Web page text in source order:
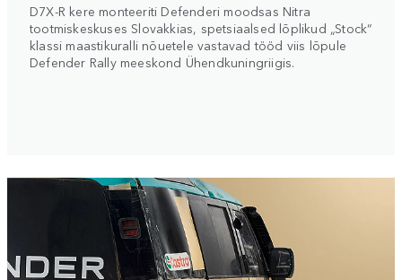
D7X-R kere monteeriti Defenderi moodsas Nitra
tootmiskeskuses Slovakkias, spetsiaalsed lõplikud „Stock“
klassi maastikuralli nõuetele vastavad tööd viis lõpule
Defender Rally meeskond Ühendkuningriigis.